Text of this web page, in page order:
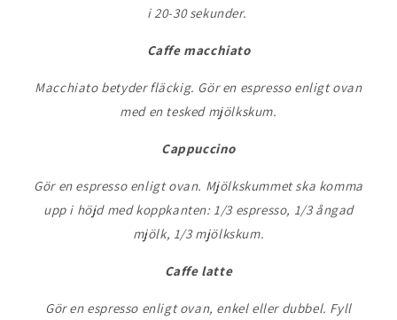
i 20-30 sekunder.
Caffe macchiato
Macchiato betyder fläckig. Gör en espresso enligt ovan
med en tesked mjölkskum.
Cappuccino
Gör en espresso enligt ovan. Mjölkskummet ska komma
upp i höjd med koppkanten: 1/3 espresso, 1/3 ångad
mjölk, 1/3 mjölkskum.
Caffe latte
Gör en espresso enligt ovan, enkel eller dubbel. Fyll